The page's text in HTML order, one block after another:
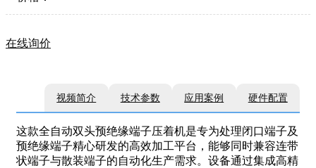
在线询价
视频简介 技术参数 应用案例 硬件配置
这款全自动双头预绝缘端子压着机是专为处理闭口端子及
预绝缘端子精心研发的高效加工平台，能够同时兼容连带
状端子与散装端子的自动化生产需求。设备通过集成高精